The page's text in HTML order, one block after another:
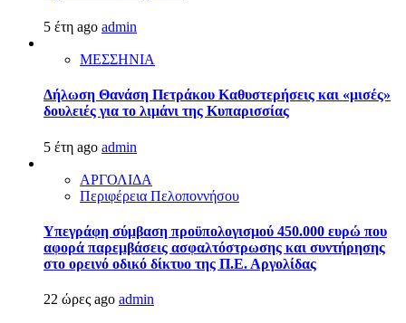
5 έτη ago admin
ΜΕΣΣΗΝΙΑ
Δήλωση Θανάση Πετράκου Καθυστερήσεις και «μισές»
δουλειές για το λιμάνι της Κυπαρισσίας
5 έτη ago admin
ΑΡΓΟΛΙΔΑ
Περιφέρεια Πελοποννήσου
Υπεγράφη σύμβαση προϋπολογισμού 450.000 ευρώ που
αφορά παρεμβάσεις ασφαλτόστρωσης και συντήρησης
στο ορεινό οδικό δίκτυο της Π.Ε. Αργολίδας
22 ώρες ago admin